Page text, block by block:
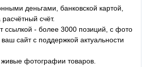
деньгами, банковской картой,
счёт.
ссылкой - более 3000 позиций, с фото
сайт с поддержкой актуальности
фотографии товаров.